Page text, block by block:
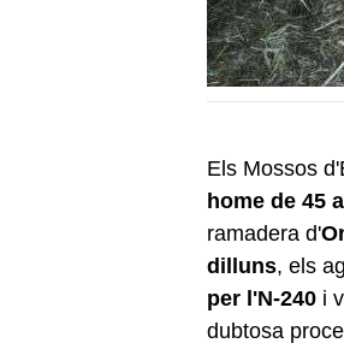
Els Mossos
home de 45
ramadera d'
dilluns, els
per l'N-240 i
dubtosa